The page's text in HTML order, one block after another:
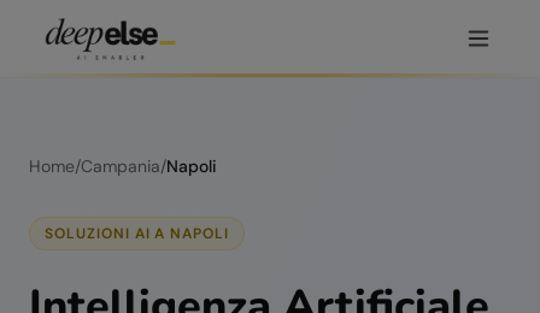
Home/Campania/Napoli
SOLUZIONI AI A NAPOLI